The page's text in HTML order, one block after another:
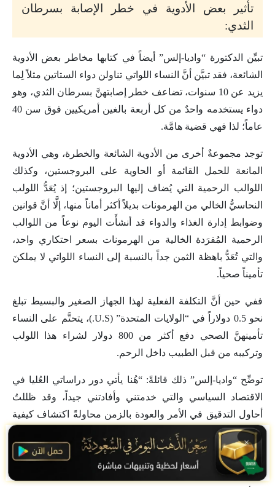
تأثير بعض الأدوية في خطر الإصابة بسرطان
الثدي:
تبيِّن الدكتورة “واديا-إلس” أيضاً في كتابها مخاطر بعض الأدوية
الشائعة، فقد تبيَّن أنَّ النساء اللواتي تناولن دواء الستاتين مثلاً لِما
يزيد عن 10 سنوات، تضاعف خطر إصابتهنَّ بسرطان الثدي، وهو
دواء يستخدمه واحدٌ من كل أربعة بالغين أمريكيين فوق سن 40
عاماً؛ لذا فهي قضية هامَّة.
توجد مجموعةٌ أخرى من الأدوية الشائعة والخطرة، وهي الأدوية
المانعة للحمل القائمة أو الحاوية على البروجستين، وكذلك
اللوالب الرحمية التي يُضاف إليها البروجستين؛ إذ يُعَدُّ اللولب
النحاسيُّ الخالي من الهرمونات بديلاً أكثر أماناً منها، إلَّا أنَّ قوانين
وضوابط إدارة الغذاء والدواء قد أنشأَت اليوم نوعاً من اللوالب
الرحمية المُفرَدة الخالية من الهرمونات بسعر احتكاري واحد،
والتي تُعَدُّ باهظة الثمن جداً بالنسبة إلى النساء اللواتي لا يملكنَ
تأميناً صحياً.
ففي حين أنَّ التكلفة الفعلية لهذا الجهاز الصغير والبسيط تبلغ
نحو 0.5 دولاراً في “الولايات المتحدة” (U.S.)، يتحتَّم على النساء
تأمينهنَّ الصحي دفع أكثر من 800 دولار لشراء هذا اللولب
وتركيبه من قبل الطبيب داخل الرحم.
توضِّح “واديا-إلس” ذلك قائلةً: “هُنا يأتي دور دراساتي العُليا في
الاقتصاد السياسي والتي خدمتني وأفادتني جيداً، وقد ظللتُ
أحاول التدقيق في الأمر والعودة بالزمن محاولةً اكتشاف كيفية
بداية المشكلة، ففي السبعينيات كان لدينا مجموعة متنوعة من
أنواع وأحجام اللوالب الرحمية الخالية من الهرمونات، ولم يكن
يوجد ما يُسمَّى اللوالب الرحمية القائمة على البروجستين وقتها.
×